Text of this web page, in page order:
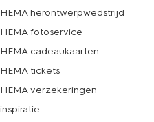
HEMA herontwerpwedstrijd
HEMA fotoservice
HEMA cadeaukaarten
HEMA tickets
HEMA verzekeringen
inspiratie